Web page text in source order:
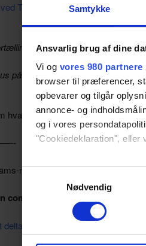
Samtykke
Ansvarlig brug af dine
Vi og vores 980 partnere
browser til præferencer,
opbevarer og tilgår
annonce- og
og i vores
"Cookiedeklaration", eller
Dine valg anvendes på
vores trafik. Vi deler
Nødvendig
Tanja og Michelle.
ændrer verden.
på hvad vi kan forandre, når vi
hvad StrongYou kan tilbydeHER
møde
computer eller mobilapp
i mødet